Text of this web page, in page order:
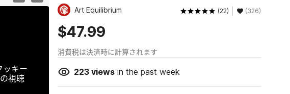
ッキー
視聴
Art Equilibrium (22) (326)
$47.99
消費税は決済時に計算されます
223viewsin the past week